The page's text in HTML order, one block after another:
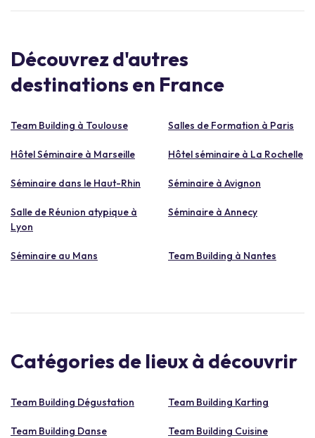
Découvrez d'autres
destinations en France
Team Building à Toulouse Salles de Formation à Paris
Hôtel Séminaire à Marseille Hôtel séminaire à La Rochelle
Séminaire dans le Haut-Rhin Séminaire à Avignon
Salle de Réunion atypique à
Lyon
Séminaire à Annecy
Séminaire au Mans Team Building à Nantes
Catégories de lieux à découvrir
Team Building Dégustation Team Building Karting
Team Building Danse Team Building Cuisine